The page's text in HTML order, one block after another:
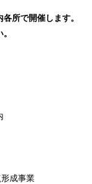
所で開催します。
成事業